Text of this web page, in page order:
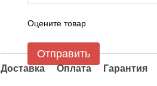
Оцените товар
Отправить
Доставка Оплата Гарантия